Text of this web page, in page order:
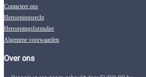
Contacteer ons
Herroepingsrecht
Herroepingsformulier
Algemene voorwaarden
Over ons